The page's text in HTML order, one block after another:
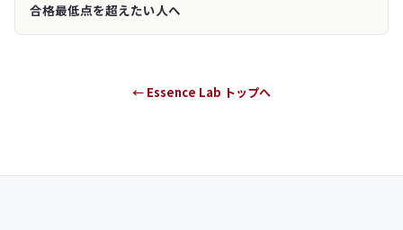
合格最低点を超えたい人へ
← Essence Lab トップへ